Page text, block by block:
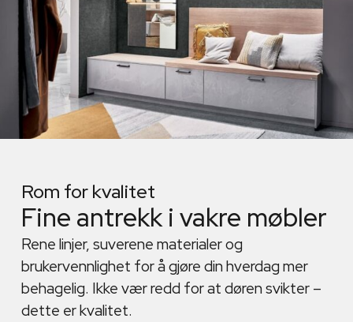
Rom for kvalitet
Fine antrekk i vakre møbler
Rene linjer, suverene materialer og
brukervennlighet for å gjøre din hverdag mer
behagelig. Ikke vær redd for at døren svikter –
dette er kvalitet.